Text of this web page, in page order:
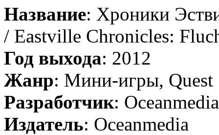
Название: Хроники
/ Eastville Chronicles:
Год выхода: 2012
Жанр: Мини-игры, Quest
Разработчик: Оceanmedia
Издатель: Оceanmedia